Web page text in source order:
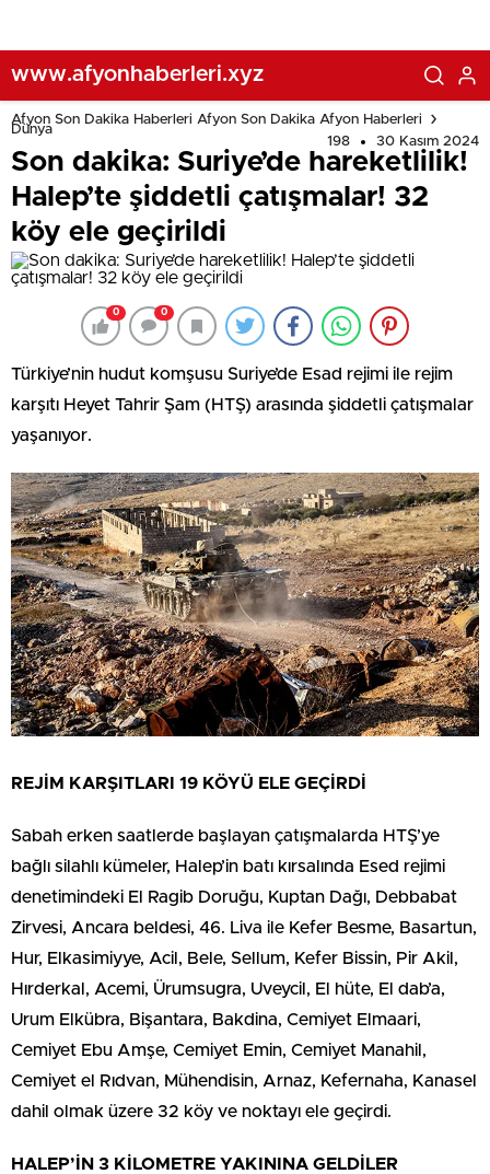
www.afyonhaberleri.xyz
Afyon Son Dakika Haberleri Afyon Son Dakika Afyon Haberleri
Dünya
198
30 Kasım 2024
Son dakika: Suriye’de hareketlilik!
Halep’te şiddetli çatışmalar! 32
köy ele geçirildi
0 0
Türkiye’nin hudut komşusu Suriye’de Esad rejimi ile rejim
karşıtı Heyet Tahrir Şam (HTŞ) arasında şiddetli çatışmalar
yaşanıyor.
REJİM KARŞITLARI 19 KÖYÜ ELE GEÇİRDİ
Sabah erken saatlerde başlayan çatışmalarda HTŞ’ye
bağlı silahlı kümeler, Halep’in batı kırsalında Esed rejimi
denetimindeki El Ragib Doruğu, Kuptan Dağı, Debbabat
Zirvesi, Ancara beldesi, 46. Liva ile ⁠Kefer Besme, Basartun,
Hur, ⁠Elkasimiyye, Acil, Bele, Sellum, Kefer Bissin, Pir Akil,
Hırderkal, Acemi, Ürumsugra, Uveycil, El hüte, ⁠El dab’a,
⁠Urum Elkübra, Bişantara, Bakdina, Cemiyet Elmaari,
Cemiyet Ebu Amşe, ⁠Cemiyet Emin, Cemiyet Manahil,
Cemiyet el Rıdvan, ⁠Mühendisin, Arnaz, Kefernaha, Kanasel
dahil olmak üzere 32 köy ve noktayı ele geçirdi.
HALEP’İN 3 KİLOMETRE YAKININA GELDİLER